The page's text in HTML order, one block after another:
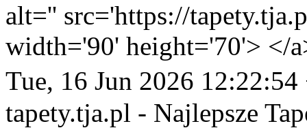
alt='' src='https://
width='90' height='70'> </
Tue, 16 Jun 2026 12:22:54
tapety.tja.pl - Najlepsze